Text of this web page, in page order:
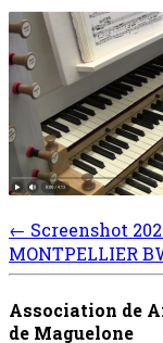
Post
navigation
← Screenshot
MONTPELLIER
Association de
de Maguelone